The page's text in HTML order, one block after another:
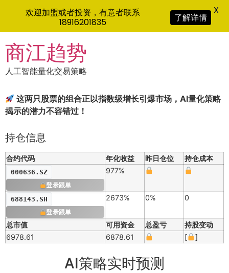
to
content
商江趋势
人工智能量化交易策略
这两只股票的组合正以指数级增长引爆市场，AI量化策略
揭示的潜力不容错过！
持仓信息
合约代码 年化收益 昨日仓位 持仓成本
000636.SZ
登录跟单
977%
688143.SH
登录跟单
2673% 0% 0
总市值 可用资金 总盈亏
持股变动
6978.61
6878.61 [ ]
AI策略实时预测
欢迎加盟或者投资，有意者联系
18916201835
了解详情
X